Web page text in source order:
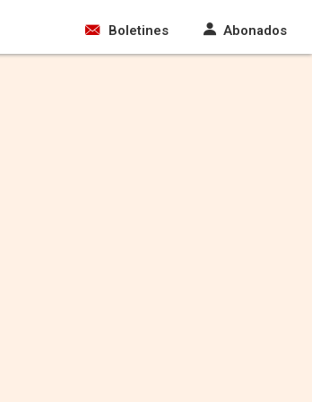
Boletines Abonados